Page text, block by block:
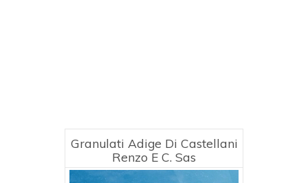
Granulati Adige Di Castellani
Renzo E C. Sas